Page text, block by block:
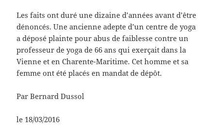
Les faits ont duré une dizaine d’années avant d’être
dénoncés. Une ancienne adepte d’un centre de yoga
a déposé plainte pour abus de faiblesse contre un
professeur de yoga de 66 ans qui exerçait dans la
Vienne et en Charente-Maritime. Cet homme et sa
femme ont été placés en mandat de dépôt.
Par Bernard Dussol
le 18/03/2016